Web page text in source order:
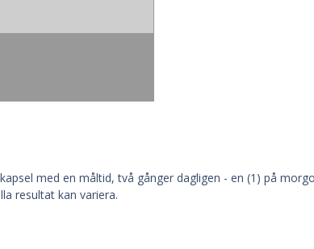
med en måltid, två gånger dagligen - en (1) på
resultat kan variera.